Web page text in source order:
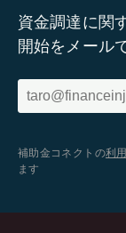
資金調達に関
開始をメール
補助金コネクトの利
ます